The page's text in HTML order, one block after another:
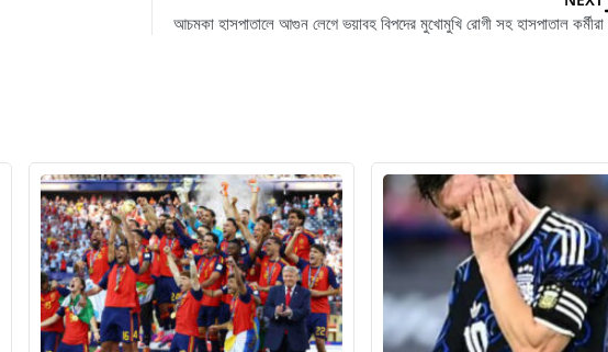
আচমকা হাসপাতালে আগুন লেগে ভয়াবহ বিপদের মুখোমুখি রোগী সহ হাসপাতাল কর্মীরা